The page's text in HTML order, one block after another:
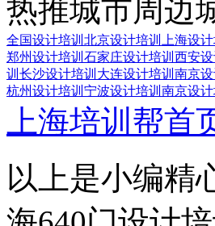
热推城市周边
全国设计培训 北京设计培训 上海设
郑州设计培训 石家庄设计培训 西安设
训 长沙设计培训 大连设计培训 南京设
杭州设计培训 宁波设计培训 南京设计
上海培训帮首
以上是小编精